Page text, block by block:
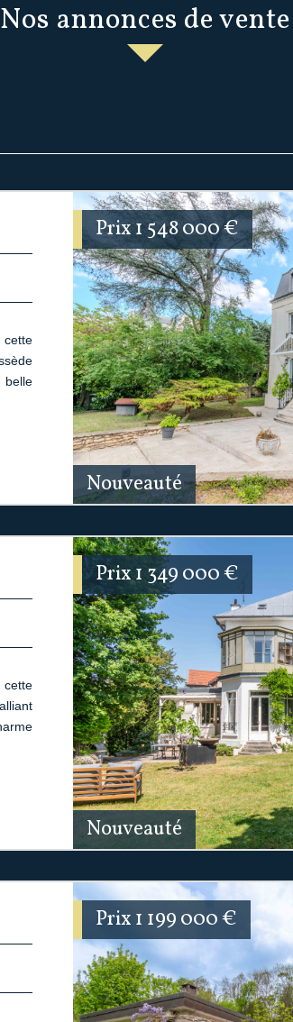
Nos annonces de vente
Nouveauté
Prix1 548 000€
cette
belle
Nouveauté
Prix1 349 000€
Prix1 199 000€